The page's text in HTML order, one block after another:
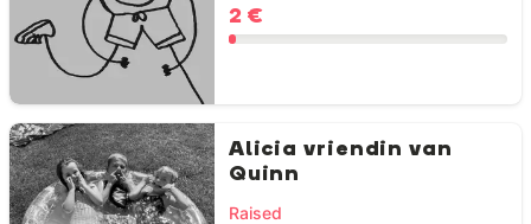
2 €
Alicia vriendin van
Quinn
Raised